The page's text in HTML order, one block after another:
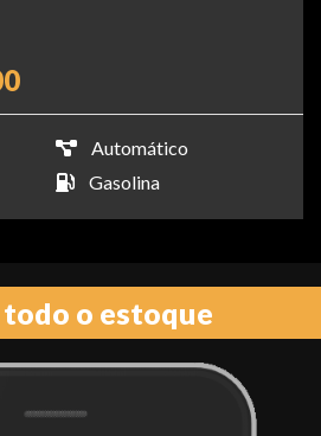
Automático
Gasolina
todo o estoque